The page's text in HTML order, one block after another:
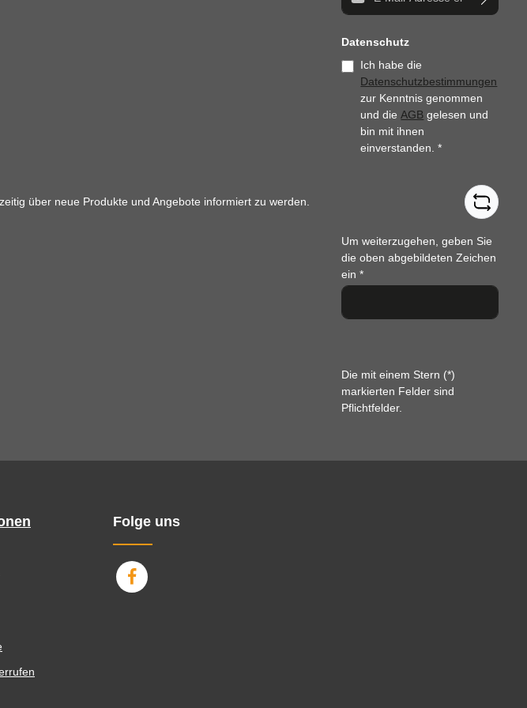
über neue Produkte und Angebote informiert zu werden.
Datenschutz
Ich habe die
Datenschutzbestimmungen
zur Kenntnis genommen
und dieAGB gelesen und
bin mit ihnen
einverstanden.*
Um weiterzugehen, geben Sie
die oben abgebildeten Zeichen
ein*
Die mit einem Stern (*)
markierten Felder sind
Pflichtfelder.
Folge uns